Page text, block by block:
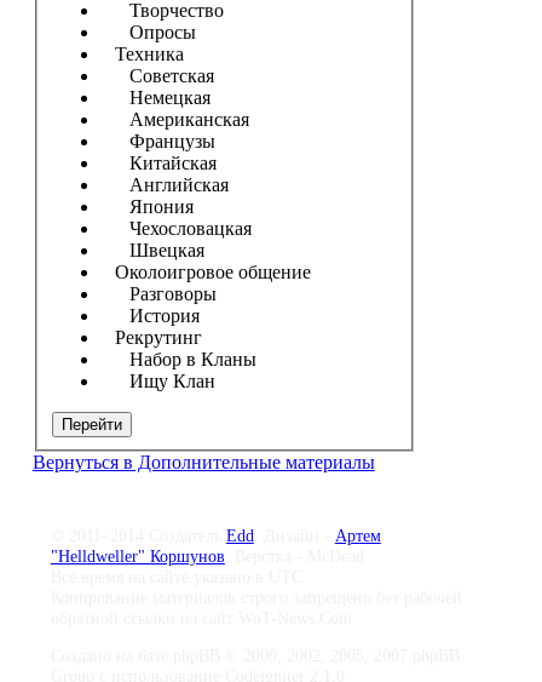
Творчество
Опросы
Техника
Советская
Немецкая
Американская
Французы
Китайская
Английская
Япония
Чехословацкая
Швецкая
Околоигровое общение
Разговоры
История
Рекрутинг
Набор в Кланы
Ищу Клан
Перейти
Вернуться в Дополнительные материалы
Edd
Артем
"Helldweller" Коршунов